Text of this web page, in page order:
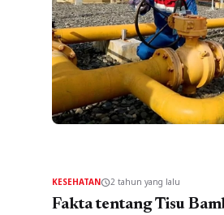
KESEHATANschedule2 tahun yang lalu
Fakta tentang Tisu